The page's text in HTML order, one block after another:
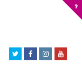
TwitterFacebookInstagram